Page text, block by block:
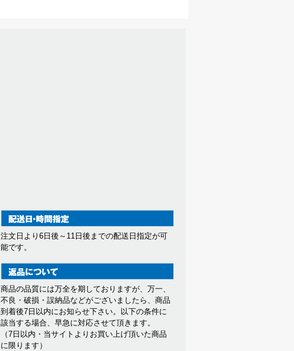
注文日より6日後～11日後までの配送日指定が可
能です。
商品の品質には万全を期しておりますが、万一、
不良・破損・誤納品などがございましたら、商品
到着後7日以内にお知らせ下さい。以下の条件に
該当する場合、早急に対応させて頂きます。
（7日以内・当サイトよりお買い上げ頂いた商品
に限ります）